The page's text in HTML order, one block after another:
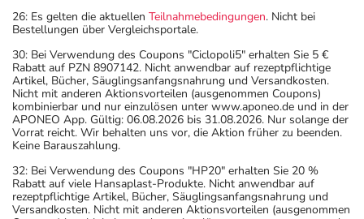
26: Es gelten die aktuellen Teilnahmebedingungen. Nicht bei
Bestellungen über Vergleichsportale.
30: Bei Verwendung des Coupons "Ciclopoli5" erhalten Sie 5 €
Rabatt auf PZN 8907142. Nicht anwendbar auf rezeptpflichtige
Artikel, Bücher, Säuglingsanfangsnahrung und Versandkosten.
Nicht mit anderen Aktionsvorteilen (ausgenommen Coupons)
kombinierbar und nur einzulösen unter www.aponeo.de und in der
APONEO App. Gültig: 06.08.2026 bis 31.08.2026. Nur solange der
Vorrat reicht. Wir behalten uns vor, die Aktion früher zu beenden.
Keine Barauszahlung.
32: Bei Verwendung des Coupons "HP20" erhalten Sie 20 %
Rabatt auf viele Hansaplast-Produkte. Nicht anwendbar auf
rezeptpflichtige Artikel, Bücher, Säuglingsanfangsnahrung und
Versandkosten. Nicht mit anderen Aktionsvorteilen (ausgenommen